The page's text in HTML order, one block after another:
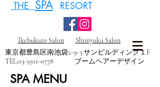
THE SPA RESORT
Ikebukuro Salon
Shinjyuku Salon
東京都豊島区南池袋2-9-3 サンビルディング１F
TEL:03-5911-0778 ブームヘアーデザイン
SPA MENU